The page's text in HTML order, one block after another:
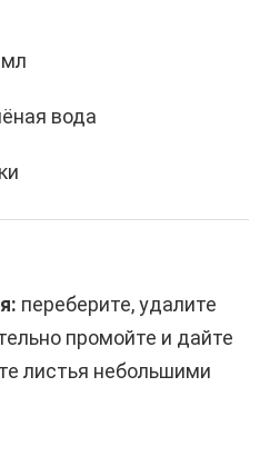
вода
переберите, удалите
промойте и дайте
листья небольшими